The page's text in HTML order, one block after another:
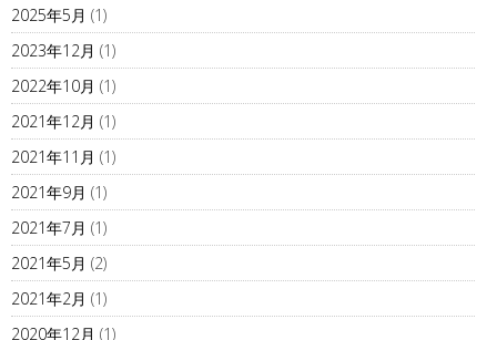
2025年5月 (1)
2023年12月 (1)
2022年10月 (1)
2021年12月 (1)
2021年11月 (1)
2021年9月 (1)
2021年7月 (1)
2021年5月 (2)
2021年2月 (1)
2020年12月 (1)